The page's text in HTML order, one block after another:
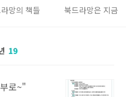
망의 책들 북드라망은 지금
19
로~"